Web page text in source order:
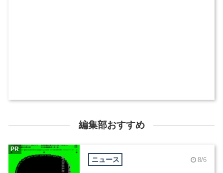
編集部おすすめ
ニュース 8/6
PR